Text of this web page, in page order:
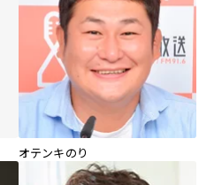
オテンキのり